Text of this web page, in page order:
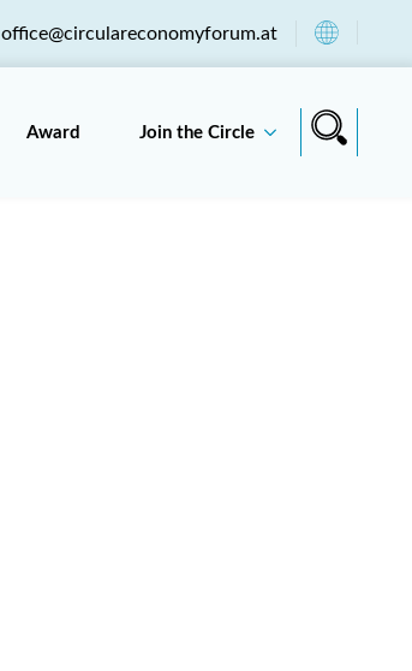
office@circulareconomyforum.at
Award Join the Circle